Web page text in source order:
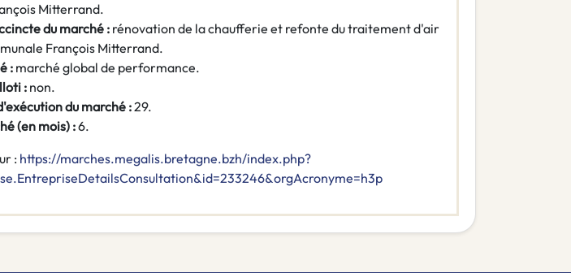
Mitterrand.
du marché : rénovation de la chaufferie et refonte du traitement d'air
François Mitterrand.
: marché global de performance.
: non.
du marché :29.
(en mois) :6.
: https://marches.megalis.bretagne.bzh/index.php?